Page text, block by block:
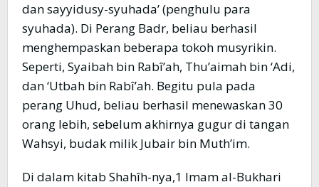
dan sayyidusy-syuhada’ (penghulu para
syuhada). Di Perang Badr, beliau berhasil
menghempaskan beberapa tokoh musyrikin.
Seperti, Syaibah bin Rabî’ah, Thu’aimah bin ‘Adi,
dan ‘Utbah bin Rabî’ah. Begitu pula pada
perang Uhud, beliau berhasil menewaskan 30
orang lebih, sebelum akhirnya gugur di tangan
Wahsyi, budak milik Jubair bin Muth’im.
Di dalam kitab Shahîh-nya,1 Imam al-Bukhari